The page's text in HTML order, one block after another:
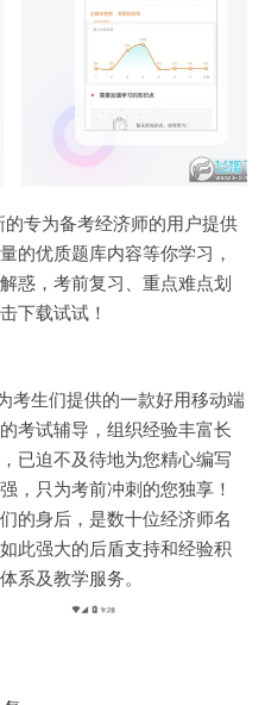
的专为备考经济师的用户提供
的优质题库内容等你学习，
惑，考前复习、重点难点划
下载试试！
考生们提供的一款好用移动端
考试辅导，组织经验丰富长
已迫不及待地为您精心编写
，只为考前冲刺的您独享！
的身后，是数十位经济师名
此强大的后盾支持和经验积
系及教学服务。